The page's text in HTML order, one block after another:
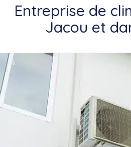
Entreprise de
Jacou et